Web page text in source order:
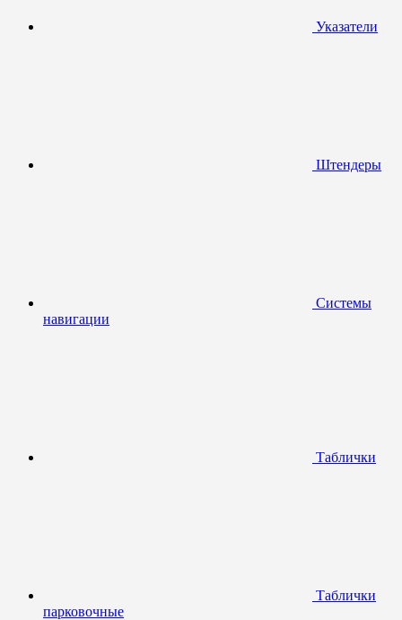
Указатели
Штендеры
Системы
навигации
Таблички
Таблички
парковочные